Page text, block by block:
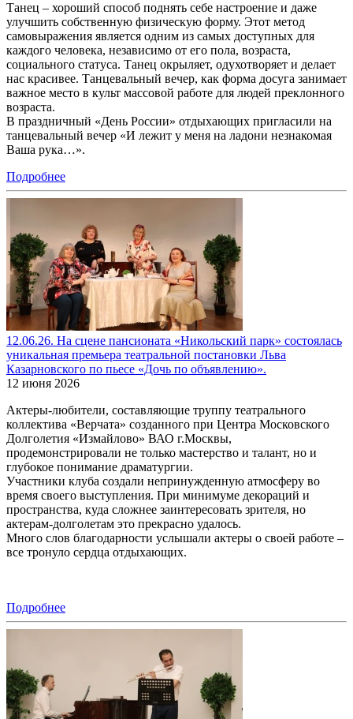
Танец – хороший способ поднять себе настроение и даже
улучшить собственную физическую форму. Этот метод
самовыражения является одним из самых доступных для
каждого человека, независимо от его пола, возраста,
социального статуса. Танец окрыляет, одухотворяет и делает
нас красивее. Танцевальный вечер, как форма досуга занимает
важное место в культ массовой работе для людей преклонного
возраста.
В праздничный «День России» отдыхающих пригласили на
танцевальный вечер «И лежит у меня на ладони незнакомая
Ваша рука…».
Подробнее
12.06.26. На сцене пансионата «Никольский парк» состоялась
уникальная премьера театральной постановки Льва
Казарновского по пьесе «Дочь по объявлению».
12 июня 2026
Актеры-любители, составляющие труппу театрального
коллектива «Верчата» созданного при Центра Московского
Долголетия «Измайлово» ВАО г.Москвы,
продемонстрировали не только мастерство и талант, но и
глубокое понимание драматургии.
Участники клуба создали непринужденную атмосферу во
время своего выступления. При минимуме декораций и
пространства, куда сложнее заинтересовать зрителя, но
актерам-долголетам это прекрасно удалось.
Много слов благодарности услышали актеры о своей работе –
все тронуло сердца отдыхающих.
Подробнее